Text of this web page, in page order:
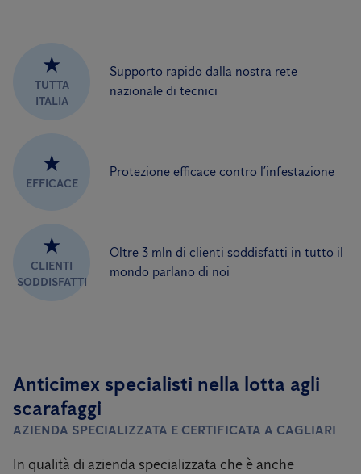
★
TUTTA
ITALIA
Supporto rapido dalla nostra rete
nazionale di tecnici
★
EFFICACE
Protezione efficace contro l’infestazione
★
CLIENTI
SODDISFATTI
Oltre 3 mln di clienti soddisfatti in tutto il
mondo parlano di noi
Anticimex specialisti nella lotta agli
scarafaggi
AZIENDA SPECIALIZZATA E CERTIFICATA A CAGLIARI
In qualità di azienda specializzata che è anche